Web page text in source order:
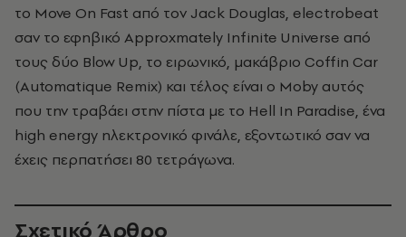
το Move On Fast από τον Jack Douglas, electrobeat
σαν το εφηβικό Approxmately Infinite Universe από
τους δύο Blow Up, το ειρωνικό, μακάβριο Coffin Car
(Automatique Remix) και τέλος είναι ο Moby αυτός
που την τραβάει στην πίστα με το Hell In Paradise, ένα
high energy ηλεκτρονικό φινάλε, εξοντωτικό σαν να
έχεις περπατήσει 80 τετράγωνα.
Σχετικό Άρθρο